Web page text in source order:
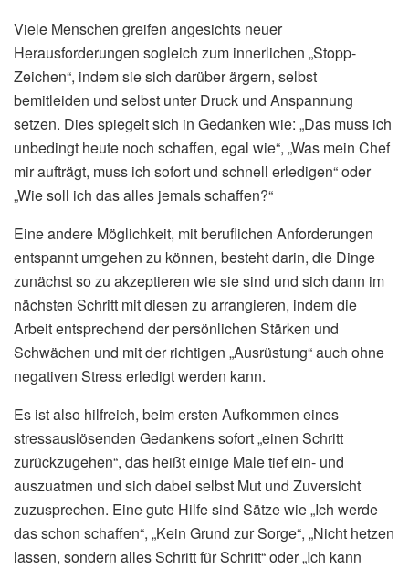
Viele Menschen greifen angesichts neuer
Herausforderungen sogleich zum innerlichen „Stopp-
Zeichen“, indem sie sich darüber ärgern, selbst
bemitleiden und selbst unter Druck und Anspannung
setzen. Dies spiegelt sich in Gedanken wie: „Das muss ich
unbedingt heute noch schaffen, egal wie“, „Was mein Chef
mir aufträgt, muss ich sofort und schnell erledigen“ oder
„Wie soll ich das alles jemals schaffen?“
Eine andere Möglichkeit, mit beruflichen Anforderungen
entspannt umgehen zu können, besteht darin, die Dinge
zunächst so zu akzeptieren wie sie sind und sich dann im
nächsten Schritt mit diesen zu arrangieren, indem die
Arbeit entsprechend der persönlichen Stärken und
Schwächen und mit der richtigen „Ausrüstung“ auch ohne
negativen Stress erledigt werden kann.
Es ist also hilfreich, beim ersten Aufkommen eines
stressauslösenden Gedankens sofort „einen Schritt
zurückzugehen“, das heißt einige Male tief ein- und
auszuatmen und sich dabei selbst Mut und Zuversicht
zuzusprechen. Eine gute Hilfe sind Sätze wie „Ich werde
das schon schaffen“, „Kein Grund zur Sorge“, „Nicht hetzen
lassen, sondern alles Schritt für Schritt“ oder „Ich kann